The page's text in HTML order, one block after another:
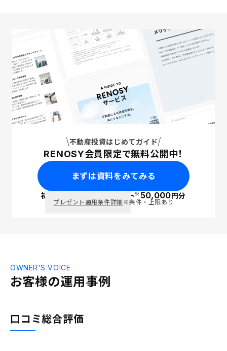
不動産投資はじめてガイド
RENOSY会員限定で無料公開中！
まずは資料をみてみる
初回面談で ポイント※ 50,000円分
プレゼント適用条件詳細 ※条件・上限あり
お客様の運用事例
OWNER'S VOICE
口コミ総合評価